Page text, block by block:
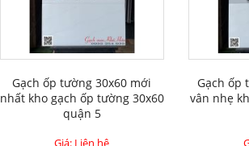
Gạch ốp tường 30x60 mới
nhất kho gạch ốp tường 30x60
quận 5
Giá: Liên hệ
Gạch ốp
vân nhẹ